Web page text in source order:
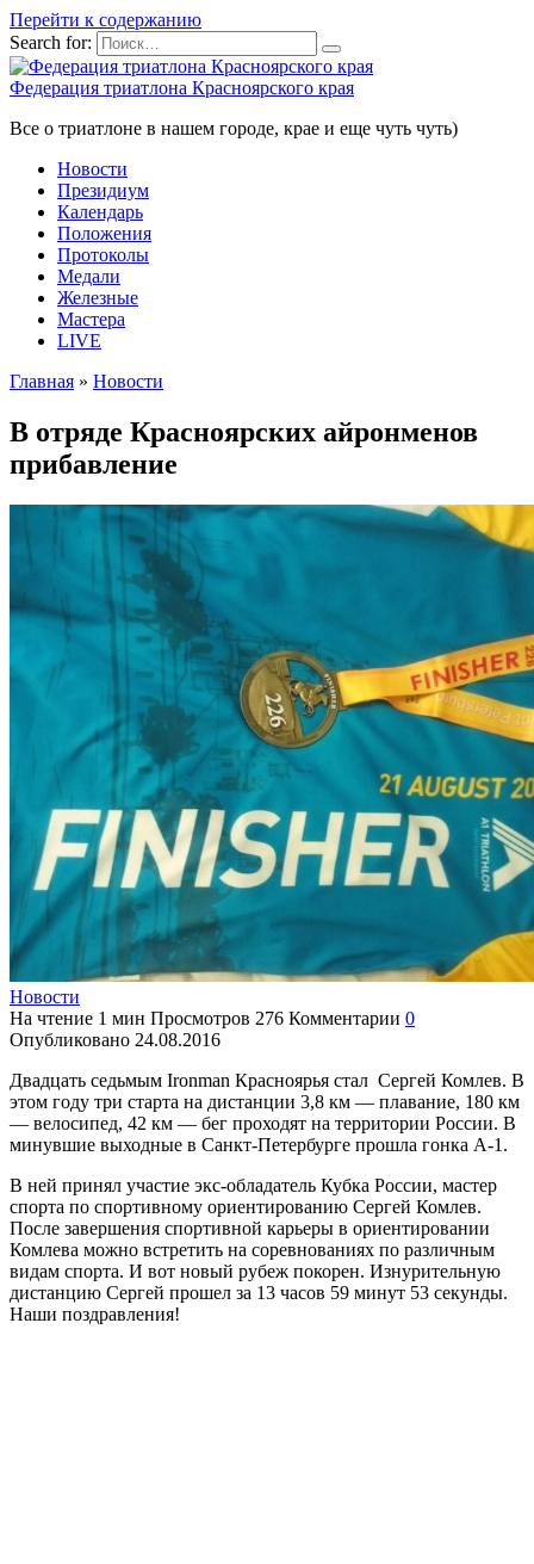
Перейти к содержанию
Search for:
Федерация триатлона Красноярского края
Все о триатлоне в нашем городе, крае и еще чуть чуть)
Новости
Президиум
Календарь
Положения
Протоколы
Медали
Железные
Мастера
LIVE
Главная » Новости
В отряде Красноярских айронменов
прибавление
Новости
На чтение 1 мин Просмотров 276 Комментарии 0
Опубликовано 24.08.2016
Двадцать седьмым Ironman Красноярья стал Сергей Комлев. В
этом году три старта на дистанции 3,8 км — плавание, 180 км
— велосипед, 42 км — бег проходят на территории России. В
минувшие выходные в Санкт-Петербурге прошла гонка А-1.
В ней принял участие экс-обладатель Кубка России, мастер
спорта по спортивному ориентированию Сергей Комлев.
После завершения спортивной карьеры в ориентировании
Комлева можно встретить на соревнованиях по различным
видам спорта. И вот новый рубеж покорен. Изнурительную
дистанцию Сергей прошел за 13 часов 59 минут 53 секунды.
Наши поздравления!